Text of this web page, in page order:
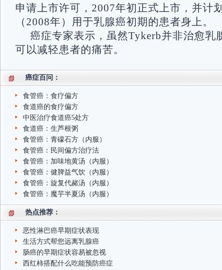
申请上市许可，2007年初正式上市，并计
（2008年）用于乳腺癌初期的患者身上。
癌症专家表示，虽然Tykerb并非治愈乳
可以减轻患者的痛苦。
癌症百问：
食管癌：食疗偏方
食道癌的食疗偏方
中医治疗食道癌5处方
食道癌：生芦根粥
食管癌：青礞石方（内服）
食管癌：民间偏方治疗法
食管癌：加味地黄汤（内服）
食管癌：健脾益气饮（内服）
食管癌：旋复代赭汤（内服）
食管癌：魔芋半夏汤（内服）
热点推荐：
恶性淋巴癌早期症状表现
生活方式帮您远离乳腺癌
肠癌的早期症状容易被忽视
西红柿搭配什么吃能预防癌症